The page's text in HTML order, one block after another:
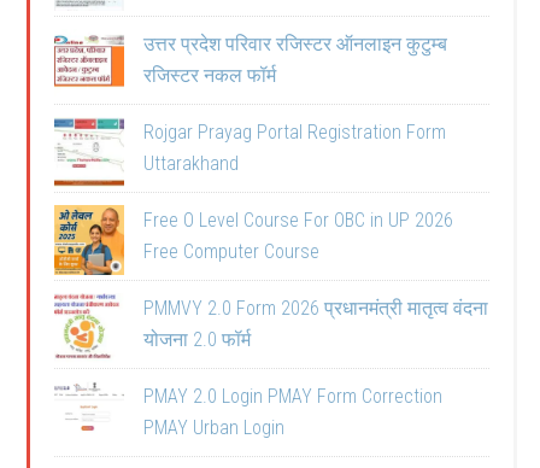
उत्तर प्रदेश परिवार रजिस्टर ऑनलाइन कुटुम्ब
रजिस्टर नकल फॉर्म
Rojgar Prayag Portal Registration Form
Uttarakhand
Free O Level Course For OBC in UP 2026
Free Computer Course
PMMVY 2.0 Form 2026 प्रधानमंत्री मातृत्व वंदना
योजना 2.0 फॉर्म
PMAY 2.0 Login PMAY Form Correction
PMAY Urban Login